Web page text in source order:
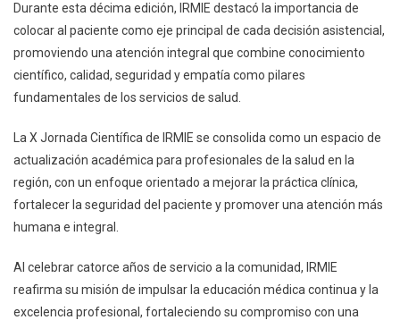
Durante esta décima edición, IRMIE destacó la importancia de
colocar al paciente como eje principal de cada decisión asistencial,
promoviendo una atención integral que combine conocimiento
científico, calidad, seguridad y empatía como pilares
fundamentales de los servicios de salud.
La X Jornada Científica de IRMIE se consolida como un espacio de
actualización académica para profesionales de la salud en la
región, con un enfoque orientado a mejorar la práctica clínica,
fortalecer la seguridad del paciente y promover una atención más
humana e integral.
Al celebrar catorce años de servicio a la comunidad, IRMIE
reafirma su misión de impulsar la educación médica continua y la
excelencia profesional, fortaleciendo su compromiso con una